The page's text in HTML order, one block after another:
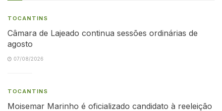
TOCANTINS
Câmara de Lajeado continua sessões ordinárias de
agosto
07/08/2026
TOCANTINS
Moisemar Marinho é oficializado candidato à reeleição